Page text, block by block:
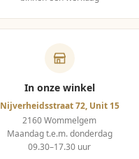
In onze winkel
Nijverheidsstraat 72, Unit 15
2160 Wommelgem
Maandag t.e.m. donderdag
09.30–17.30 uur